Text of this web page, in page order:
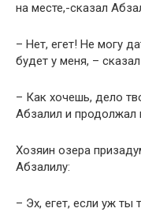
на месте,-сказал
– Нет, егет! Не могу
будет у меня, –
– Как хочешь, дело
Абзалил и продолжал
Хозяин озера
Абзалилу:
– Эх, егет, если уж